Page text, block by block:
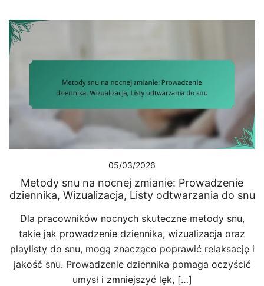
05/03/2026
Metody snu na nocnej zmianie: Prowadzenie
dziennika, Wizualizacja, Listy odtwarzania do snu
Dla pracowników nocnych skuteczne metody snu,
takie jak prowadzenie dziennika, wizualizacja oraz
playlisty do snu, mogą znacząco poprawić relaksację i
jakość snu. Prowadzenie dziennika pomaga oczyścić
umysł i zmniejszyć lęk, […]